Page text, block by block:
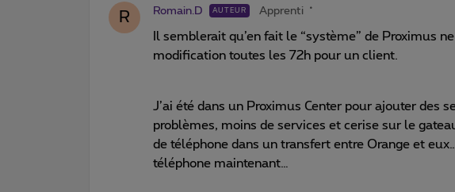
R Romain.D AUTEUR Apprenti
Il semblerait qu’en fait le “système” de Proximus
modification toutes les 72h pour un client.
J’ai été dans un Proximus Center pour ajouter des
problèmes, moins de services et cerise sur le
de téléphone dans un transfert entre Orange et
téléphone maintenant…